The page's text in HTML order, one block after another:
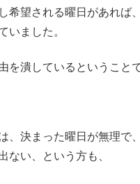
希望される曜日があれば
いました。
を潰しているということ
、決まった曜日が無理で
ない、という方も、